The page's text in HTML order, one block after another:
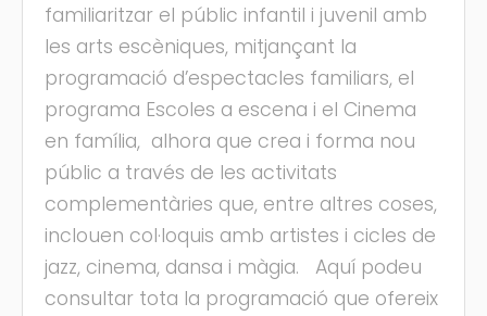
familiaritzar el públic infantil i juvenil amb
les arts escèniques, mitjançant la
programació d’espectacles familiars, el
programa Escoles a escena i el Cinema
en família, alhora que crea i forma nou
públic a través de les activitats
complementàries que, entre altres coses,
inclouen col·loquis amb artistes i cicles de
jazz, cinema, dansa i màgia. Aquí podeu
consultar tota la programació que ofereix